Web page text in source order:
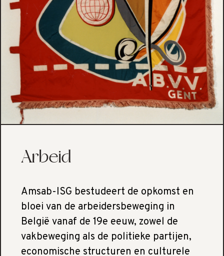
Arbeid
Amsab-ISG bestudeert de opkomst en
bloei van de arbeidersbeweging in
België vanaf de 19e eeuw, zowel de
vakbeweging als de politieke partijen,
economische structuren en culturele